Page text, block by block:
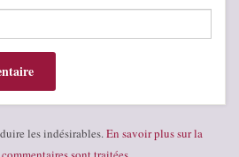
les indésirables. En savoir plus sur la